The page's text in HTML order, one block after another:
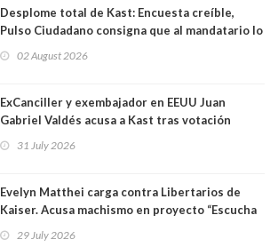
Desplome total de Kast: Encuesta creíble,
Pulso Ciudadano consigna que al mandatario lo
sacó en primera vuelta. Rechazo es de 58.9% y
64.8%
02 August 2026
ExCanciller y exembajador en EEUU Juan
Gabriel Valdés acusa a Kast tras votación
"Si hay una persona responsable es él"
31 July 2026
Evelyn Matthei carga contra Libertarios de
Kaiser. Acusa machismo en proyecto “Escucha
29 July 2026